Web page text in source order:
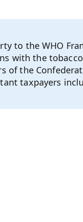
to the WHO
with the
of the
taxpayers